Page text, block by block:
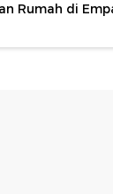
Rumah di